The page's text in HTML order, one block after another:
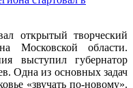
открытый творческий
Московской области.
выступил губернатор
Одна из основных задач
«звучать по-новому».